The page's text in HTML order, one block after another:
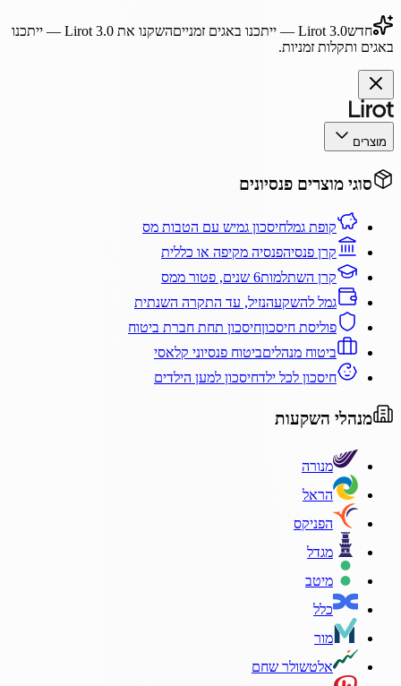
חדשLirot 3.0 — ייתכנו באגים זמנייםהשקנו את Lirot 3.0— ייתכנו
באגים ותקלות זמניות.
מוצרים
סוגי מוצרים פנסיונים
קופת גמלחיסכון גמיש עם הטבות מס
קרן פנסיהפנסיה מקיפה או כללית
קרן השתלמות6 שנים, פטור ממס
גמל להשקעהנזיל, עד התקרה השנתית
פוליסת חיסכוןחיסכון תחת חברת ביטוח
ביטוח מנהליםביטוח פנסיוני קלאסי
חיסכון לכל ילדחיסכון למען הילדים
מנהלי השקעות
מנורה
הראל
הפניקס
מגדל
מיטב
כלל
מור
אלטשולר שחם